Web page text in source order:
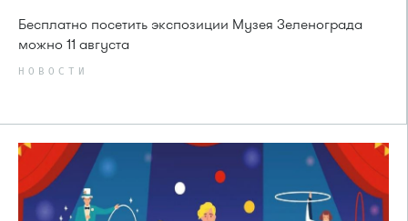
Бесплатно посетить экспозиции Музея Зеленограда
можно 11 августа
НОВОСТИ